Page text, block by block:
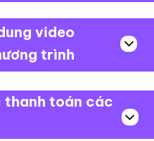
video
trình
thanh toán các